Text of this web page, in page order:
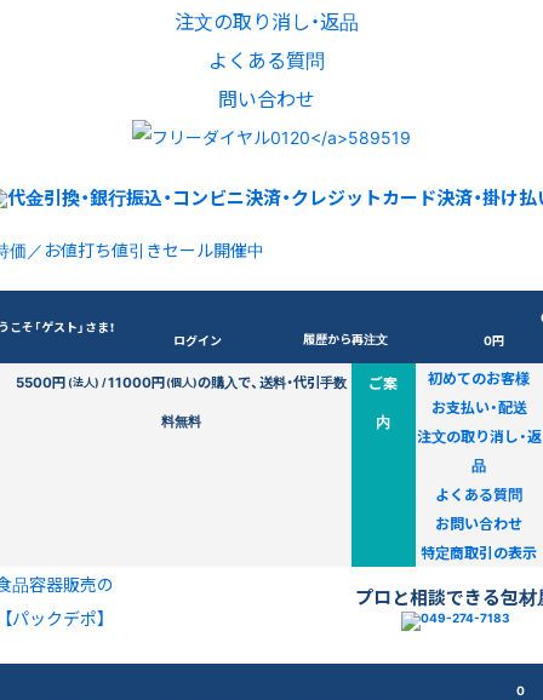
注文の取り消し・返品
よくある質問
問い合わせ
価／お値打ち値引きセール開催中
こそ「ゲスト」さま！
ログイン 履歴から再注文
0円
5500円(法人) /11000円(個人)の購入で、送料・代引手数
料無料
ご案
内
初めてのお客様
お支払い・配送
注文の取り消し・返
品
よくある質問
お問い合わせ
特定商取引の表示
品容器販売の
【パックデポ】
プロと相談できる包材
0